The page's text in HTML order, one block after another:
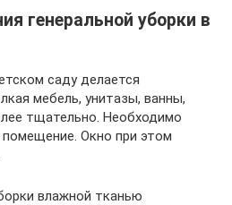
генеральной уборки в
саду делается
мебель, унитазы, ванны,
тщательно. Необходимо
Окно при этом
влажной тканью